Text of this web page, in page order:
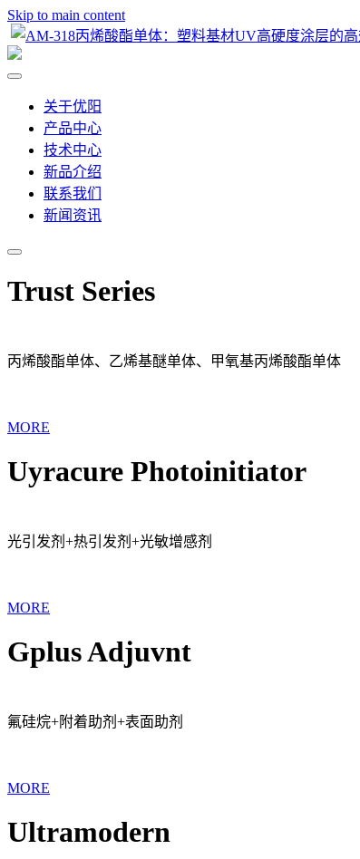
Skip to main content
关于优阳
产品中心
技术中心
新品介绍
联系我们
新闻资讯
Trust Series
丙烯酸酯单体、乙烯基醚单体、甲氧基丙烯酸酯单体
MORE
Uyracure Photoinitiator
光引发剂+热引发剂+光敏增感剂
MORE
Gplus Adjuvnt
氟硅烷+附着助剂+表面助剂
MORE
Ultramodern